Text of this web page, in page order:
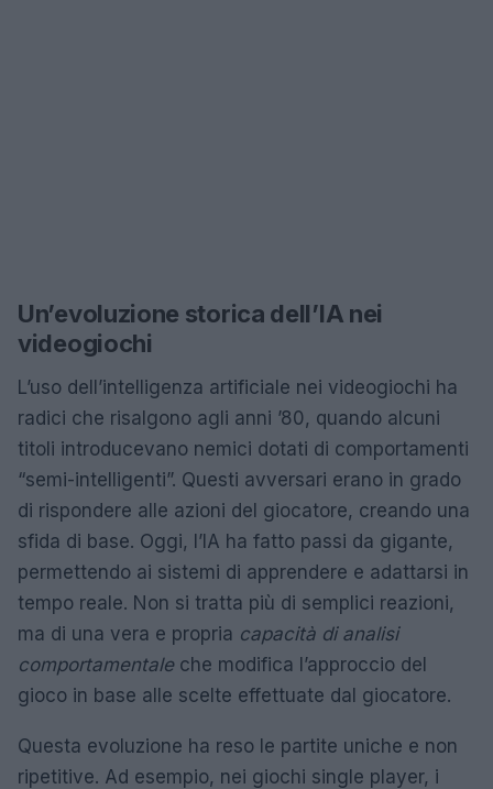
Un’evoluzione storica dell’IA nei
videogiochi
L’uso dell’intelligenza artificiale nei videogiochi ha
radici che risalgono agli anni ’80, quando alcuni
titoli introducevano nemici dotati di comportamenti
“semi-intelligenti”. Questi avversari erano in grado
di rispondere alle azioni del giocatore, creando una
sfida di base. Oggi, l’IA ha fatto passi da gigante,
permettendo ai sistemi di apprendere e adattarsi in
tempo reale. Non si tratta più di semplici reazioni,
ma di una vera e propria capacità di analisi
comportamentaleche modifica l’approccio del
gioco in base alle scelte effettuate dal giocatore.
Questa evoluzione ha reso le partite uniche e non
ripetitive. Ad esempio, nei giochi single player, i